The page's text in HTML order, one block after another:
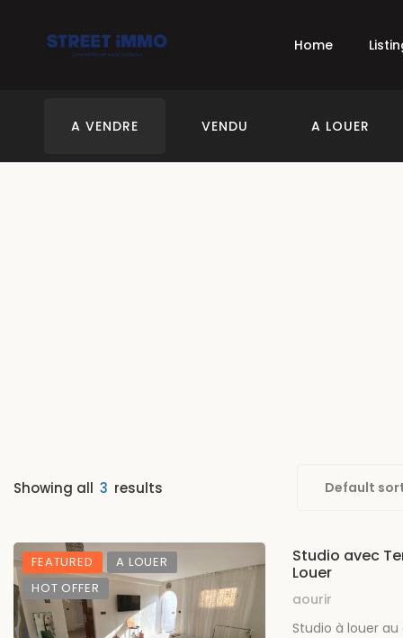
Home
A VENDRE VENDU A LOUER
Showing all 3 results Default
FEATURED
A LOUER
HOT OFFER
Studio avec
Louer
aourir
Studio à louer au